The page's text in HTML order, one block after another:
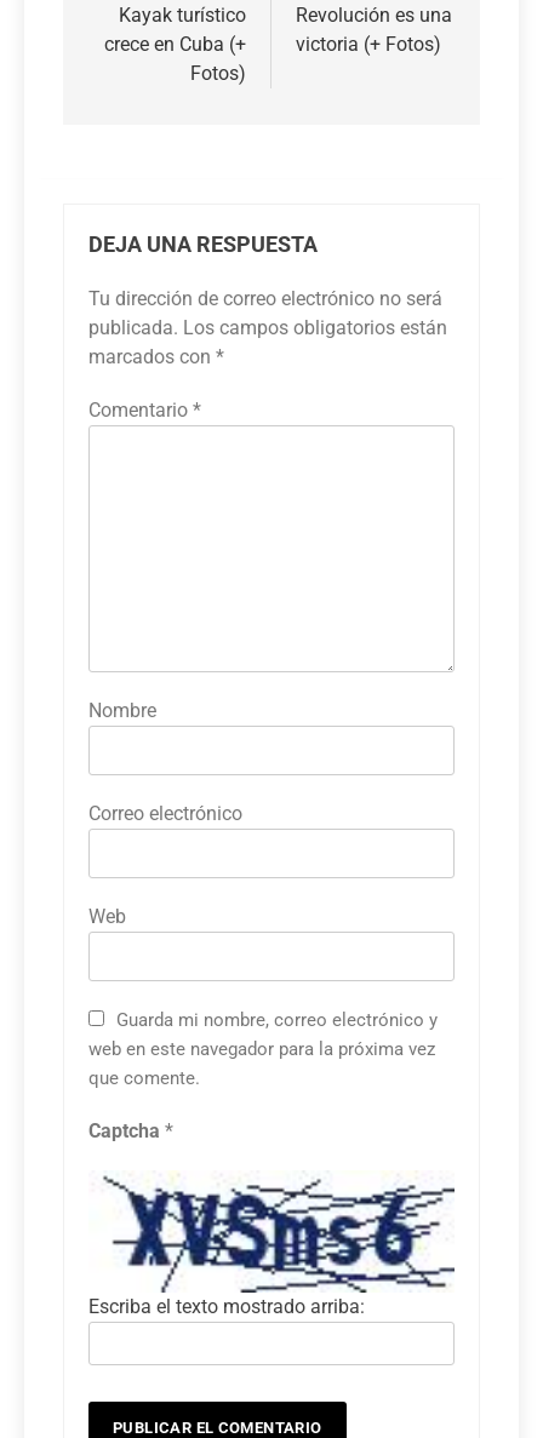
entradas
Kayak turístico
crece en Cuba (+
Fotos)
Revolución es una
victoria (+ Fotos)
DEJA UNA RESPUESTA
Tu dirección de correo electrónico no será
publicada. Los campos obligatorios están
marcados con *
Comentario *
Nombre
Correo electrónico
Web
Guarda mi nombre, correo electrónico y
web en este navegador para la próxima vez
que comente.
Captcha *
Escriba el texto mostrado arriba: